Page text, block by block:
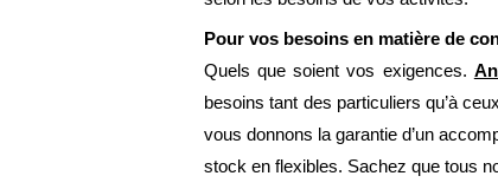
Pour vos besoins en matière de
Quels que soient vos exigences.
besoins tant des particuliers qu’à
vous donnons la garantie d’un
stock en flexibles. Sachez que tous